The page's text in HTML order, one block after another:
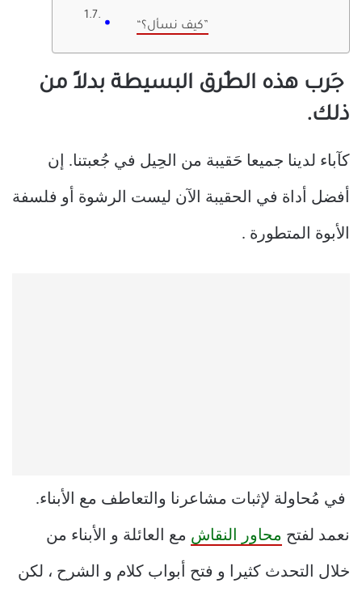
“كيف نسأل؟”
جَرب هذه الطٌرق البسيطة بدلاً من
ذلك.
كآباء لدينا جميعا حَقيبة من الحِيل في جُعبتنا. إن
أفضل أداة في الحقيبة الآن ليست الرشوة أو فلسفة
الأبوة المتطورة .
في مُحاولة لإثبات مشاعرنا والتعاطف مع الأبناء.
نعمد لفتح محاور النقاش مع العائلة و الأبناء من
خلال التحدث كثيرا و فتح أبواب كلام و الشرح ، لكن